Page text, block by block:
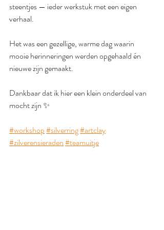
steentjes — ieder werkstuk met een eigen
verhaal.
Het was een gezellige, warme dag waarin
mooie herinneringen werden opgehaald én
nieuwe zijn gemaakt.
Dankbaar dat ik hier een klein onderdeel van
mocht zijn ✨
#workshop#silverring#artclay
#zilverensieraden#teamuitje